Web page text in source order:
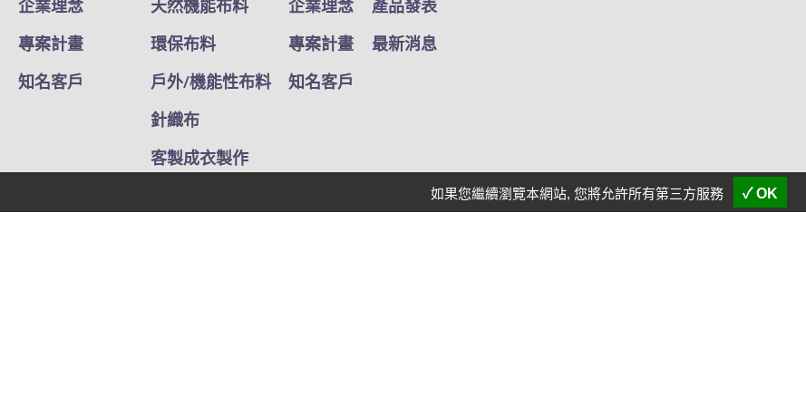
企業理念
專案計畫
知名客戶
天然機能布料
環保布料
戶外/機能性布料
針織布
客製成衣製作
企業理念
專案計畫
知名客戶
產品發表
最新消息
如果您繼續瀏覽本網站, 您將允許所有第三方服務 ✓ OK